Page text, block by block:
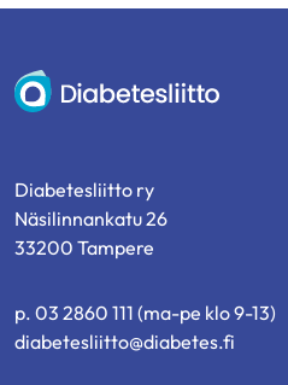
Diabetesliitto
Diabetesliitto ry
Näsilinnankatu 26
33200 Tampere
p. 03 2860 111 (ma-pe klo 9-13)
diabetesliitto@diabetes.fi